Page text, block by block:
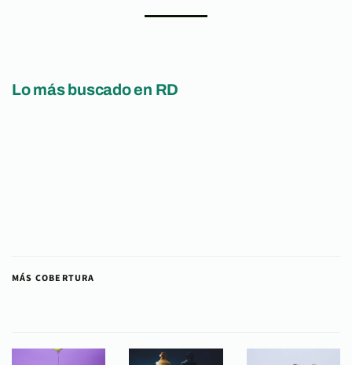
Lo más buscado en RD
MÁS COBERTURA